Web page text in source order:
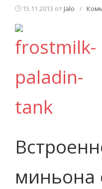
15.11.2013 от Jalo /
миньона